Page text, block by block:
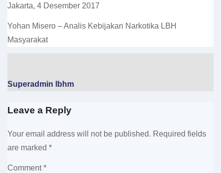
Jakarta, 4 Desember 2017
Yohan Misero – Analis Kebijakan Narkotika LBH
Masyarakat
Superadmin lbhm
Leave a Reply
Your email address will not be published. Required fields
are marked *
Comment*